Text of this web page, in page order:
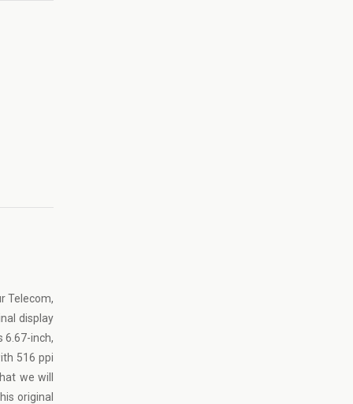
Telecom,
display
6.67-inch,
516 ppi
we will
original